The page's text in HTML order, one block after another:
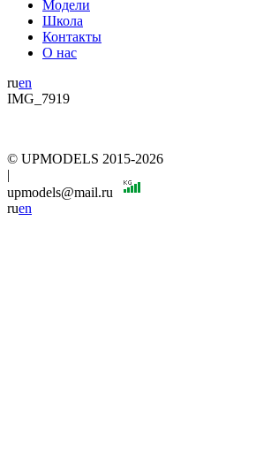
Модели
Школа
Контакты
О нас
ruen
IMG_7919
© UPMODELS 2015-2026
|
upmodels@mail.ru
ruen